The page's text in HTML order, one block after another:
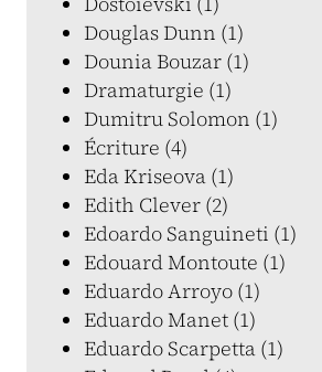
Douglas Dunn (1)
Dounia Bouzar (1)
Dramaturgie (1)
Dumitru Solomon (1)
Écriture (4)
Eda Kriseova (1)
Edith Clever (2)
Edoardo Sanguineti (1)
Edouard Montoute (1)
Eduardo Arroyo (1)
Eduardo Manet (1)
Eduardo Scarpetta (1)